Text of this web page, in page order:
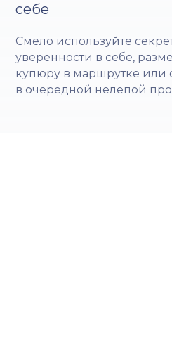
себе
Смело используйте
уверенности в себе,
купюру в маршрутке или
в очередной нелепой